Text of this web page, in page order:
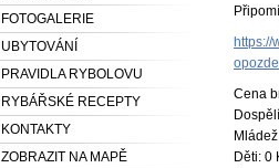
FOTOGALERIE
UBYTOVÁNÍ
PRAVIDLA RYBOLOVU
RYBÁŘSKÉ RECEPTY
KONTAKTY
ZOBRAZIT NA MAPĚ
https://
Cena
Děti: 0